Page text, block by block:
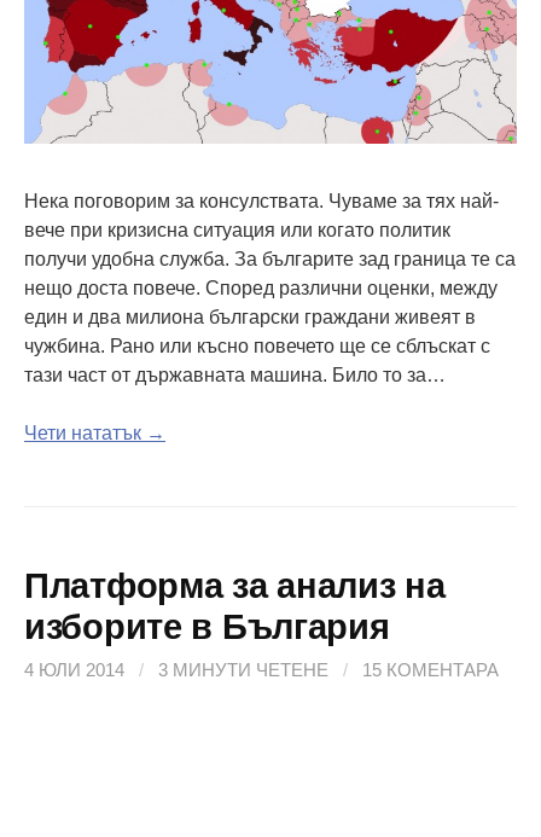
Нека поговорим за консулствата. Чуваме за тях най-
вече при кризисна ситуация или когато политик
получи удобна служба. За българите зад граница те са
нещо доста повече. Според различни оценки, между
един и два милиона български граждани живеят в
чужбина. Рано или късно повечето ще се сблъскат с
тази част от държавната машина. Било то за…
Чети нататък →
Платформа за анализ на
изборите в България
4 ЮЛИ 2014 / 3 МИНУТИ ЧЕТЕНЕ / 15 КОМЕНТАРА